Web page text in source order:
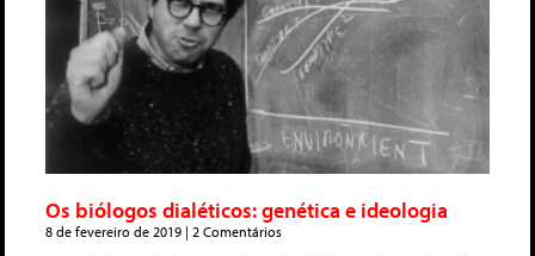
Os biólogos dialéticos: genética e ideologia
8 de fevereiro de 2019 2 Comentários